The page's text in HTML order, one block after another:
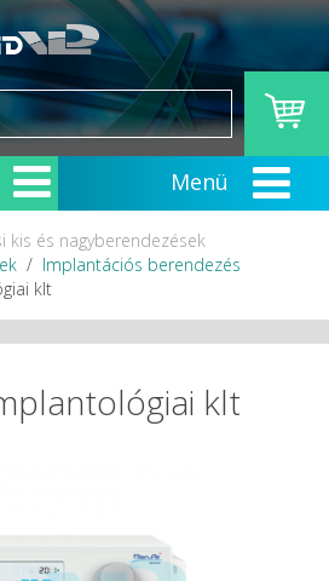
kis és nagyberendezések
Implantációs berendezés
klt
klt